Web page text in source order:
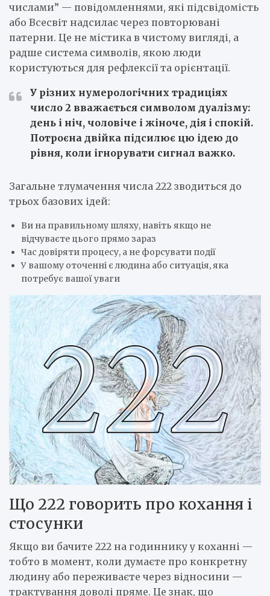
числами” — повідомленнями, які підсвідомість
або Всесвіт надсилає через повторювані
патерни. Це не містика в чистому вигляді, а
радше система символів, якою люди
користуються для рефлексії та орієнтації.
У різних нумерологічних традиціях
число 2 вважається символом дуалізму:
день і ніч, чоловіче і жіноче, дія і спокій.
Потроєна двійка підсилює цю ідею до
рівня, коли ігнорувати сигнал важко.
Загальне тлумачення числа 222 зводиться до
трьох базових ідей:
Ви на правильному шляху, навіть якщо не
відчуваєте цього прямо зараз
Час довіряти процесу, а не форсувати події
У вашому оточенні є людина або ситуація, яка
потребує вашої уваги
Що 222 говорить про кохання і
стосунки
Якщо ви бачите 222 на годиннику у коханні —
тобто в момент, коли думаєте про конкретну
людину або переживаєте через відносини —
трактування доволі пряме. Це знак, що